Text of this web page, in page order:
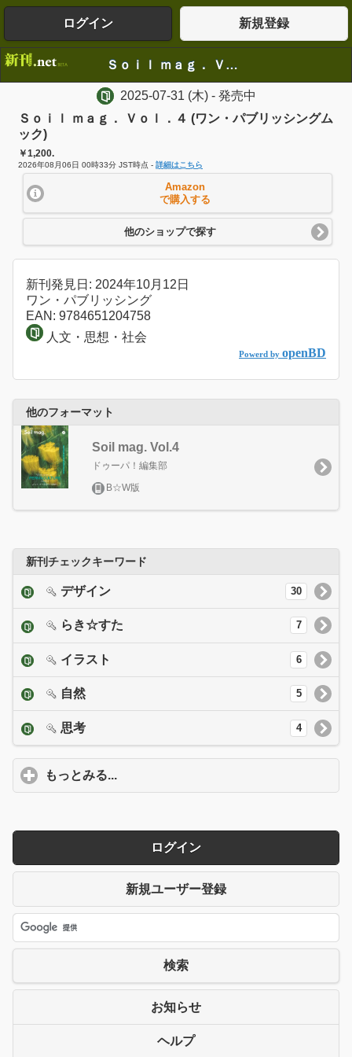
ログイン 新規登録
Ｓｏｉｌ ｍａｇ． Ｖｏｌ．４ (ワン・パブリッシングムック)
2025-07-31 (木)- 発売中
Ｓｏｉｌ ｍａｇ． Ｖｏｌ．４ (ワン・パブリッシングム
ック)
￥1,200.
2026年08月06日 00時33分 JST時点 - 詳細はこちら
Amazon
で購入する
他のショップで探す
新刊発見日: 2024年10月12日
ワン・パブリッシング
EAN: 9784651204758
人文・思想・社会
Powerd by openBD
他のフォーマット
Soil mag. Vol.4
ドゥーパ！編集部
B☆W版
新刊チェックキーワード
デザイン 30
らき☆すた 7
イラスト 6
自然 5
思考 4
もっとみる...
ログイン
新規ユーザー登録
検索
お知らせ
ヘルプ